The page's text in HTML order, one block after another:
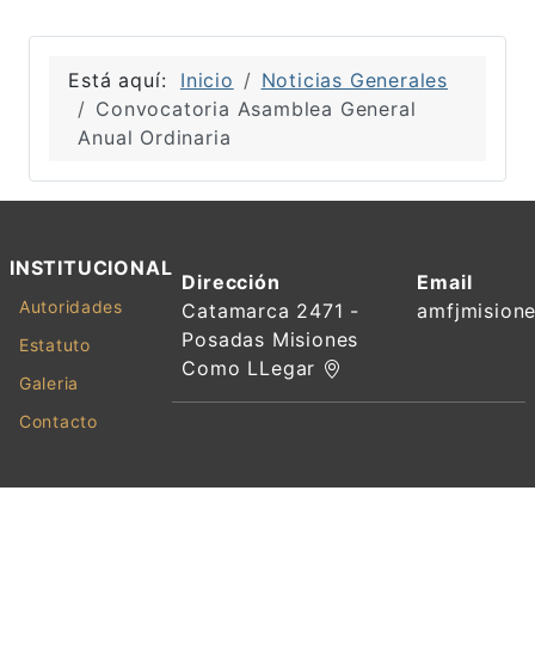
Está aquí: Inicio
Noticias Generales
Convocatoria Asamblea General
Anual Ordinaria
INSTITUCIONAL
Autoridades
Estatuto
Galeria
Contacto
Dirección
Email
Catamarca 2471 -
Posadas Misiones
Como LLegar